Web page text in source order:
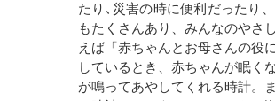
たり､災害の時に便利だったり
もたくさんあり、みんなのやさ
えば「赤ちゃんとお母さんの役
しているとき、赤ちゃんが眠く
が鳴ってあやしてくれる時計。